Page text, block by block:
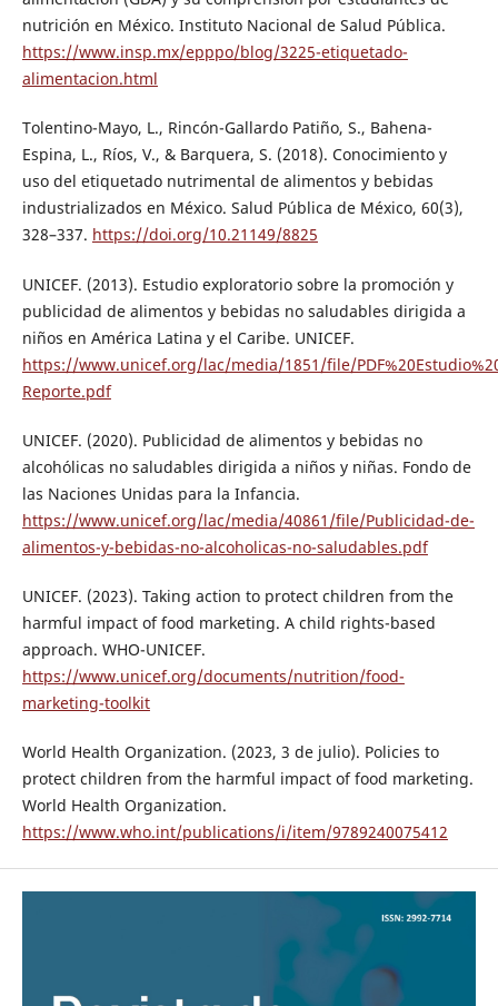
nutrición en México. Instituto Nacional de Salud Pública.
https://www.insp.mx/epppo/blog/3225-etiquetado-
alimentacion.html
Tolentino-Mayo, L., Rincón-Gallardo Patiño, S., Bahena-
Espina, L., Ríos, V., & Barquera, S. (2018). Conocimiento y
uso del etiquetado nutrimental de alimentos y bebidas
industrializados en México. Salud Pública de México, 60(3),
328–337. https://doi.org/10.21149/8825
UNICEF. (2013). Estudio exploratorio sobre la promoción y
publicidad de alimentos y bebidas no saludables dirigida a
niños en América Latina y el Caribe. UNICEF.
https://www.unicef.org/lac/media/1851/file/
Reporte.pdf
UNICEF. (2020). Publicidad de alimentos y bebidas no
alcohólicas no saludables dirigida a niños y niñas. Fondo de
las Naciones Unidas para la Infancia.
https://www.unicef.org/lac/media/40861/file/Publicidad-de-
alimentos-y-bebidas-no-alcoholicas-no-saludables.pdf
UNICEF. (2023). Taking action to protect children from the
harmful impact of food marketing. A child rights-based
approach. WHO-UNICEF.
https://www.unicef.org/documents/nutrition/food-
marketing-toolkit
World Health Organization. (2023, 3 de julio). Policies to
protect children from the harmful impact of food marketing.
World Health Organization.
https://www.who.int/publications/i/item/9789240075412